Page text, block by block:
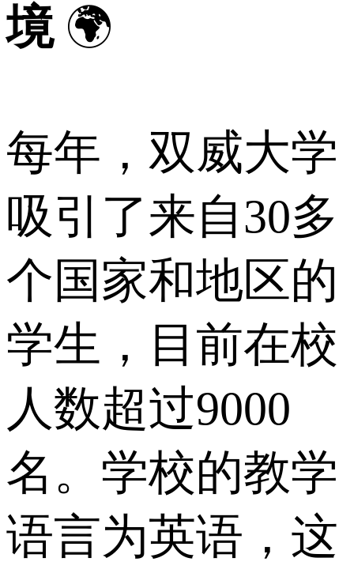
境🌍
每年，双威大学
吸引了来自30多
个国家和地区的
学生，目前在校
人数超过9000
名。学校的教学
语言为英语，这